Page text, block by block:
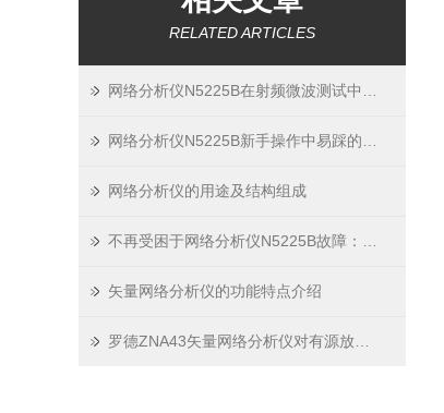
RELATED ARTICLES
网络分析仪的用途及结构组成
矢量网络分析仪的功能特点介绍